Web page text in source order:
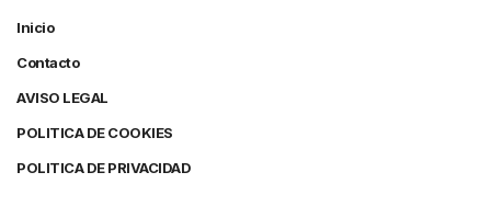
Inicio
Contacto
AVISO LEGAL
POLITICA DE COOKIES
POLITICA DE PRIVACIDAD